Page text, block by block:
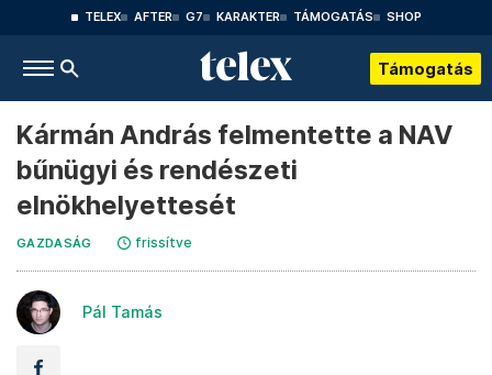
TELEX AFTER G7 KARAKTER TÁMOGATÁS SHOP
Támogatás
Kármán András felmentette a NAV
bűnügyi és rendészeti
elnökhelyettesét
GAZDASÁG frissítve
Pál Tamás